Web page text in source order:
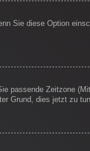
Sie diese Option
passende Zeitzone
Grund, dies jetzt zu